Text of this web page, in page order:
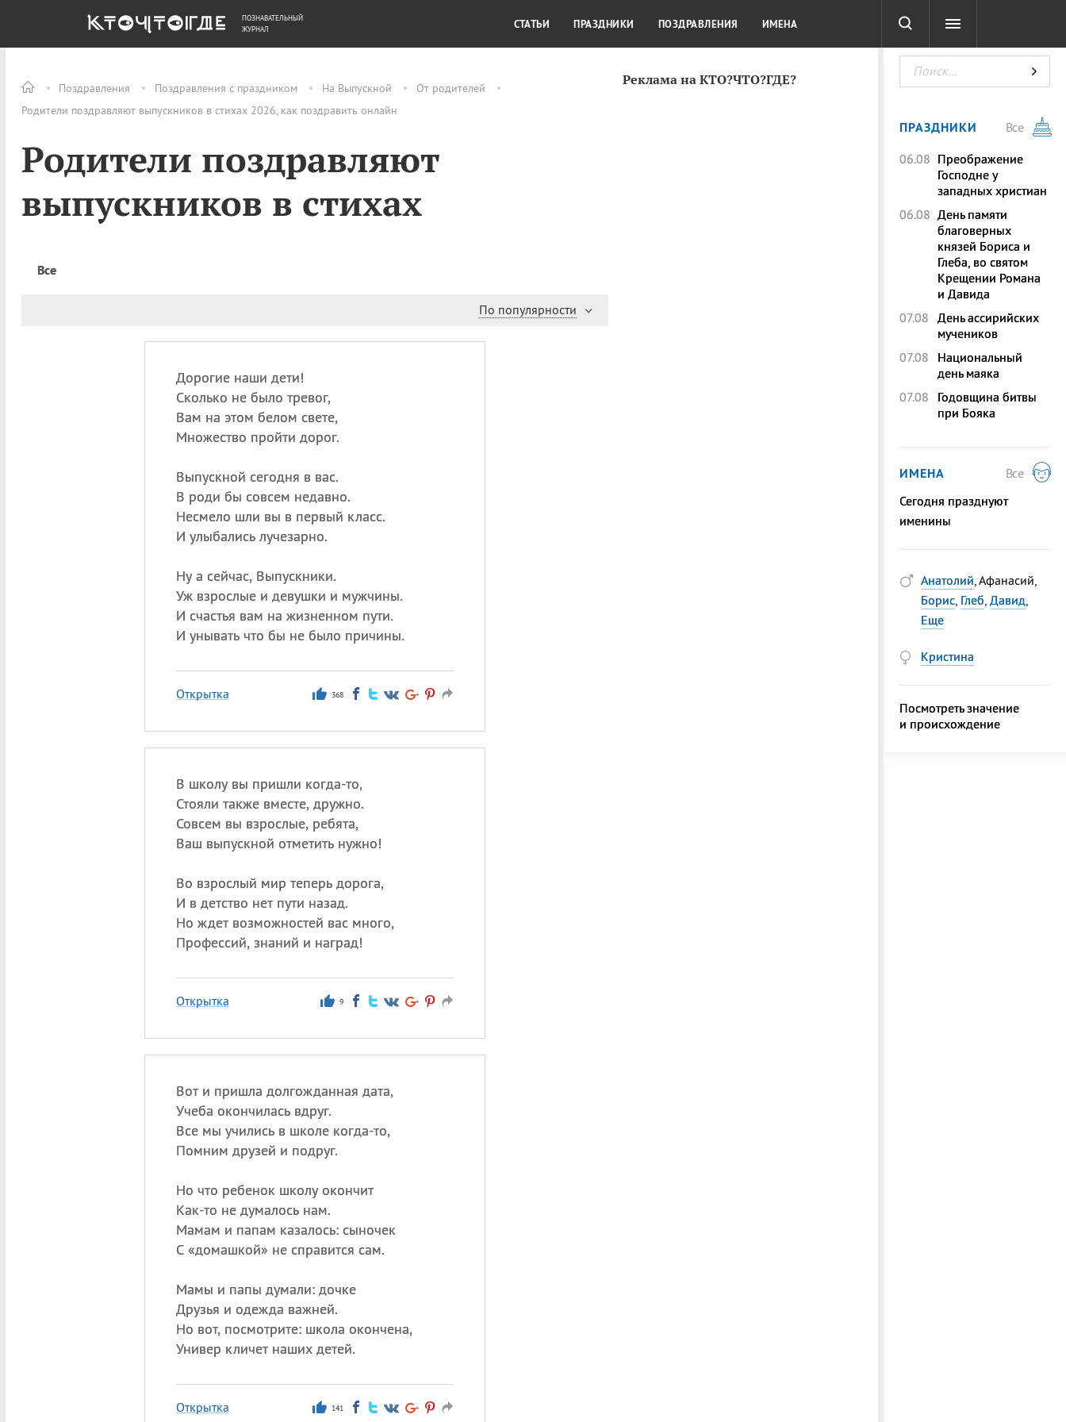
Поздравления Поздравления с праздником На Выпускной
От родителей
Родители поздравляют выпускников в стихах 2026, как поздравить онлайн
Родители поздравляют
выпускников в стихах
Все
По популярности
Дорогие наши дети!
Сколько не было тревог,
Вам на этом белом свете,
Множество пройти дорог.
Выпускной сегодня в вас.
В роди бы совсем недавно.
Несмело шли вы в первый класс.
И улыбались лучезарно.
Ну а сейчас, Выпускники.
Уж взрослые и девушки и мужчины.
И счастья вам на жизненном пути.
И унывать что бы не было причины.
Открытка 368
В школу вы пришли когда-то,
Стояли также вместе, дружно.
Совсем вы взрослые, ребята,
Ваш выпускной отметить нужно!
Во взрослый мир теперь дорога,
И в детство нет пути назад.
Но ждет возможностей вас много,
Профессий, знаний и наград!
Открытка 9
Вот и пришла долгожданная дата,
Учеба окончилась вдруг.
Все мы учились в школе когда-то,
Помним друзей и подруг.
Но что ребенок школу окончит
Как-то не думалось нам.
Мамам и папам казалось: сыночек
С «домашкой» не справится сам.
Мамы и папы думали: дочке
Друзья и одежда важней.
Но вот, посмотрите: школа окончена,
Универ кличет наших детей.
Открытка 141
Реклама на КТО?ЧТО?ГДЕ?
ОБЩЕСТВО ДЕНЬГИ КУЛЬТУРА КРАСОТА ТЕСТЫ
ПОЗНАВАТЕЛЬНЫЙ
ЖУРНАЛ
СТАТЬИ ПРАЗДНИКИ ПОЗДРАВЛЕНИЯ ИМЕНА
ПРАЗДНИКИ
Все
06.08 Преображение
Господне у
западных христиан
06.08 День памяти
благоверных
князей Бориса и
Глеба, во святом
Крещении Романа
и Давида
07.08 День ассирийских
мучеников
07.08
Национальный
день маяка
07.08
Годовщина битвы
при Бояка
ИМЕНА
Все
Сегодня празднуют
именины
Анатолий, Афанасий,
Борис, Глеб, Давид,
Еще
Кристина
Посмотреть значение
и происхождение